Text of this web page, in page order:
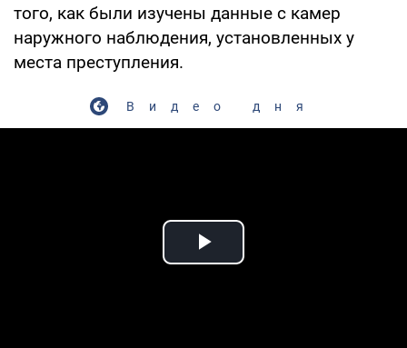
того, как были изучены данные с камер
наружного наблюдения, установленных у
места преступления.
Видео дня
Play Video